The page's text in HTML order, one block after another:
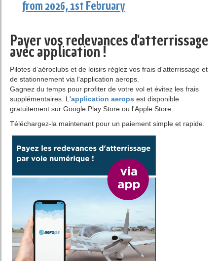
from 2026, 1st February
Payer vos redevances d'atterrissage
avec application !
Pilotes d’aéroclubs et de loisirs réglez vos frais d'atterrissage et
de stationnement via l'application aerops.
Gagnez du temps pour profiter de votre vol et évitez les frais
supplémentaires. L'application aerops est disponible
gratuitement sur Google Play Store ou l'Apple Store.
Téléchargez-la maintenant pour un paiement simple et rapide.